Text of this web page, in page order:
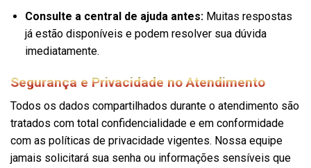
Consulte a central de ajuda antes:Muitas respostas
já estão disponíveis e podem resolver sua dúvida
imediatamente.
Segurança e Privacidade no Atendimento
Todos os dados compartilhados durante o atendimento são
tratados com total confidencialidade e em conformidade
com as políticas de privacidade vigentes. Nossa equipe
jamais solicitará sua senha ou informações sensíveis que